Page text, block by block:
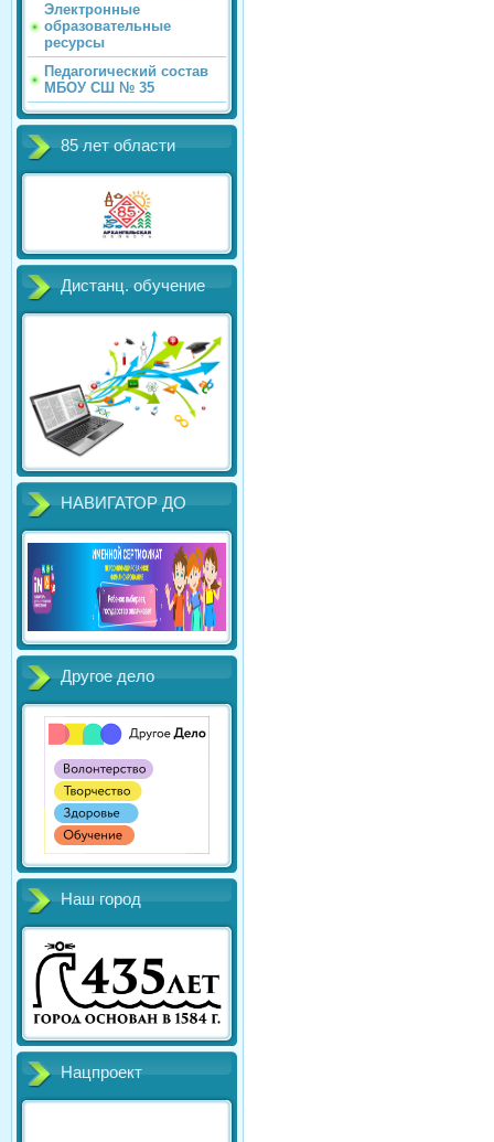
Электронные
образовательные
ресурсы
Педагогический состав
МБОУ СШ № 35
85 лет области
Дистанц. обучение
НАВИГАТОР ДО
Другое дело
Наш город
Нацпроект